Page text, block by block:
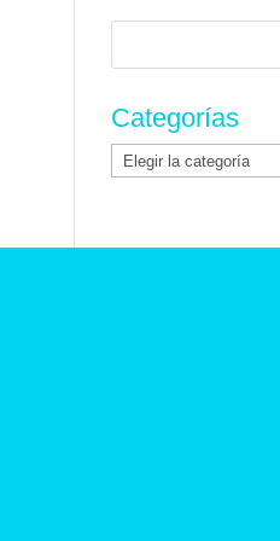
Buscar:
Categorías
Categorías